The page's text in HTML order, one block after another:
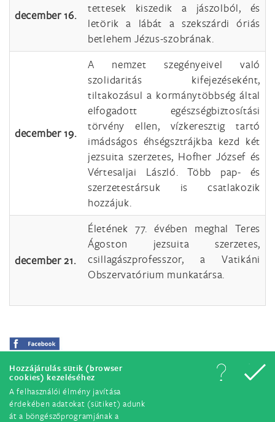
Hozzájárulás sütik (browser
cookies) kezeléséhez
A felhasználói élmény javítása
érdekében adatokat (sütiket) adunk
át a böngészőprogramjának a
december 16.
tettesek kiszedik a jászolból, és
letörik a lábát a szekszárdi óriás
betlehem Jézus-szobrának.
december 19.
A nemzet szegényeivel való
szolidaritás kifejezéseként,
tiltakozásul a kormánytöbbség által
elfogadott egészségbiztosítási
törvény ellen, vízkeresztig tartó
imádságos éhségsztrájkba kezd két
jezsuita szerzetes, Hofher József és
Vértesaljai László. Több pap- és
szerzetestársuk is csatlakozik
hozzájuk.
december 21.
Életének 77. évében meghal Teres
Ágoston jezsuita szerzetes,
csillagászprofesszor, a Vatikáni
Obszervatórium munkatársa.